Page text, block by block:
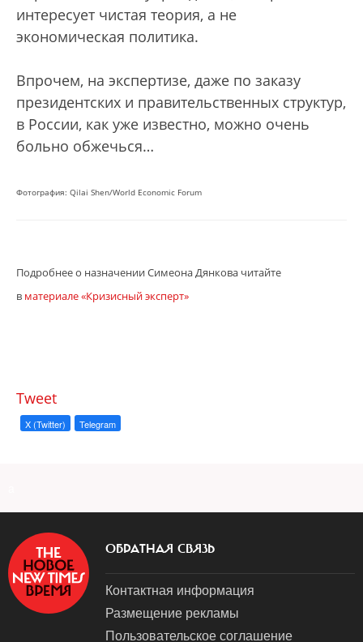
интересует чистая теория, а не
экономическая политика.
Впрочем, на экспертизе, даже по заказу
президентских и правительственных структур,
в России, как уже известно, можно очень
больно обжечься…
Фотография: Qilai Shen/World Economic Forum
Подробнее о назначении Симеона Дянкова читайте
в материале «Кризисный эксперт»
Tweet
X (Twitter) Telegram
ОБРАТНАЯ СВЯЗЬ
Контактная информация
Размещение рекламы
Пользовательское соглашение